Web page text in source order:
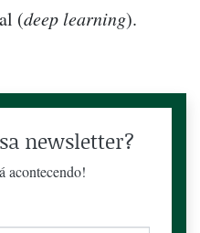
(deep learning).
newsletter?
acontecendo!